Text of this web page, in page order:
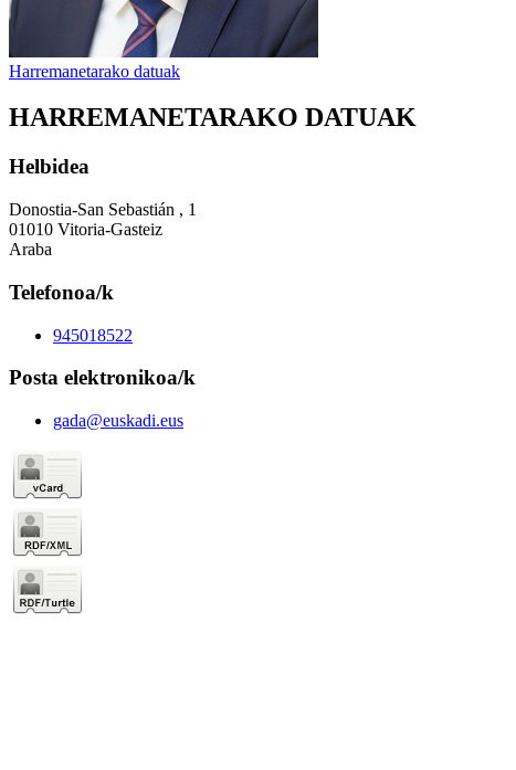
Harremanetarako datuak
HARREMANETARAKO DATUAK
Helbidea
Donostia-San Sebastián , 1
01010 Vitoria-Gasteiz
Araba
Telefonoa/k
945018522
Posta elektronikoa/k
gada@euskadi.eus